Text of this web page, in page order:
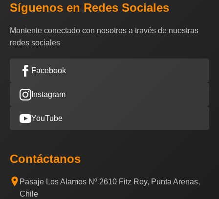
Síguenos en Redes Sociales
Mantente conectado con nosotros a través de nuestras
redes sociales
Facebook
Instagram
YouTube
Contáctanos
Pasaje Los Alamos Nº 2610 Fitz Roy, Punta Arenas,
Chile